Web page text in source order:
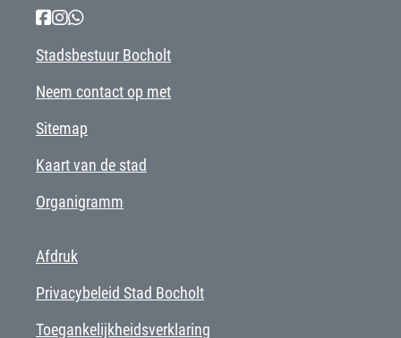
Stadsbestuur Bocholt
Neem contact op met
Sitemap
Kaart van de stad
Organigramm
Afdruk
Privacybeleid Stad Bocholt
Toegankelijkheidsverklaring